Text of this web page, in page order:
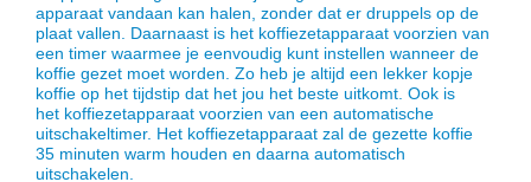
apparaat vandaan kan halen, zonder dat er druppels op de
plaat vallen. Daarnaast is het koffiezetapparaat voorzien van
een timer waarmee je eenvoudig kunt instellen wanneer de
koffie gezet moet worden. Zo heb je altijd een lekker kopje
koffie op het tijdstip dat het jou het beste uitkomt. Ook is
het koffiezetapparaat voorzien van een automatische
uitschakeltimer. Het koffiezetapparaat zal de gezette koffie
35 minuten warm houden en daarna automatisch
uitschakelen.